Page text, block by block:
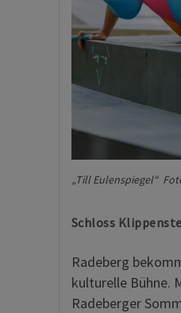
„Till Eulenspiegel“
Schloss
Radeberg
kulturelle Bühne.
Radeberger